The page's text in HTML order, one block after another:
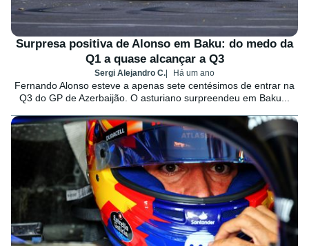
Surpresa positiva de Alonso em Baku: do medo da
Q1 a quase alcançar a Q3
Sergi Alejandro C. Há um ano
Fernando Alonso esteve a apenas sete centésimos de entrar na
Q3 do GP de Azerbaijão. O asturiano surpreendeu em Baku...